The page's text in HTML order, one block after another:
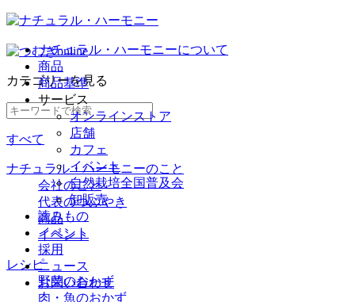
ナチュラル・ハーモニーについて
商品
商品基準
サービス
オンラインストア
店舗
カフェ
イベント
自然栽培全国普及会
卸販売
読みもの
イベント
採用
ニュース
お問い合わせ
カテゴリーを見る
すべて
ナチュラル・ハーモニーのこと
会社のこと
代表のつぶやき
商品
イベント
レシピ
野菜のおかず
肉・魚のおかず